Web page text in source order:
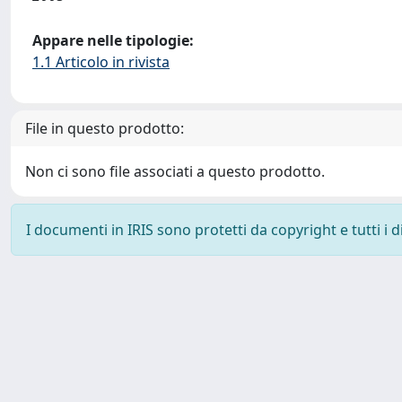
Appare nelle tipologie:
1.1 Articolo in rivista
File in questo prodotto:
Non ci sono file associati a questo prodotto.
I documenti in IRIS sono protetti da copyright e tutti i